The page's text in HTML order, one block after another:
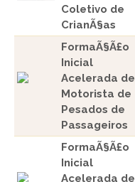
Coletivo de
CrianÃ§as
FormaÃ§Ã£o
Inicial
Acelerada de
Motorista de
Pesados de
Passageiros
FormaÃ§Ã£o
Inicial
Acelerada de